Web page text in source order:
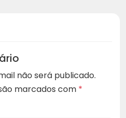
não será publicado.
marcados com *